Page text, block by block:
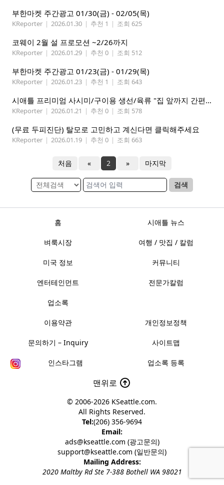
부한마켓 주간광고 01/30(금) - 02/05(목)
KReporter | 2026.01.30 | 추천 1 | 조회 625
코웨이 2월 설 프로모션 ~2/26까지
KReporter | 2026.01.29 | 추천 0 | 조회 512
부한마켓 주간광고 01/23(금) - 01/29(목)
KReporter | 2026.01.23 | 추천 1 | 조회 643
시애틀 프리미엄 사시미/구이용 생선/육류 "집 앞까지 간편하게" – 영오션샵닷컴
KReporter | 2026.01.21 | 추천 0 | 조회 578
(무료 두피진단) 탈모로 고민하고 계신다면 클릭해주세요
KReporter | 2026.01.19 | 추천 0 | 조회 663
처음 « 2 » 마지막
검색
홈 시애틀 뉴스
벼룩시장 여행 / 맛집 / 칼럼
미국 정보 커뮤니티
엔터테인먼트 전문가칼럼
업소록
이용약관 개인정보정책
문의하기 – Inquiry 사이트맵
인스타그램 업소록 등록
맨위로
© 2006-2026 KSeattle.com.
All Rights Reserved.
Tel:(206) 356-9694
Email:
ads@kseattle.com (광고문의)
support@kseattle.com (일반문의)
Mailing Address:
2020 Maltby Rd Ste 7-388 Bothell WA 98021